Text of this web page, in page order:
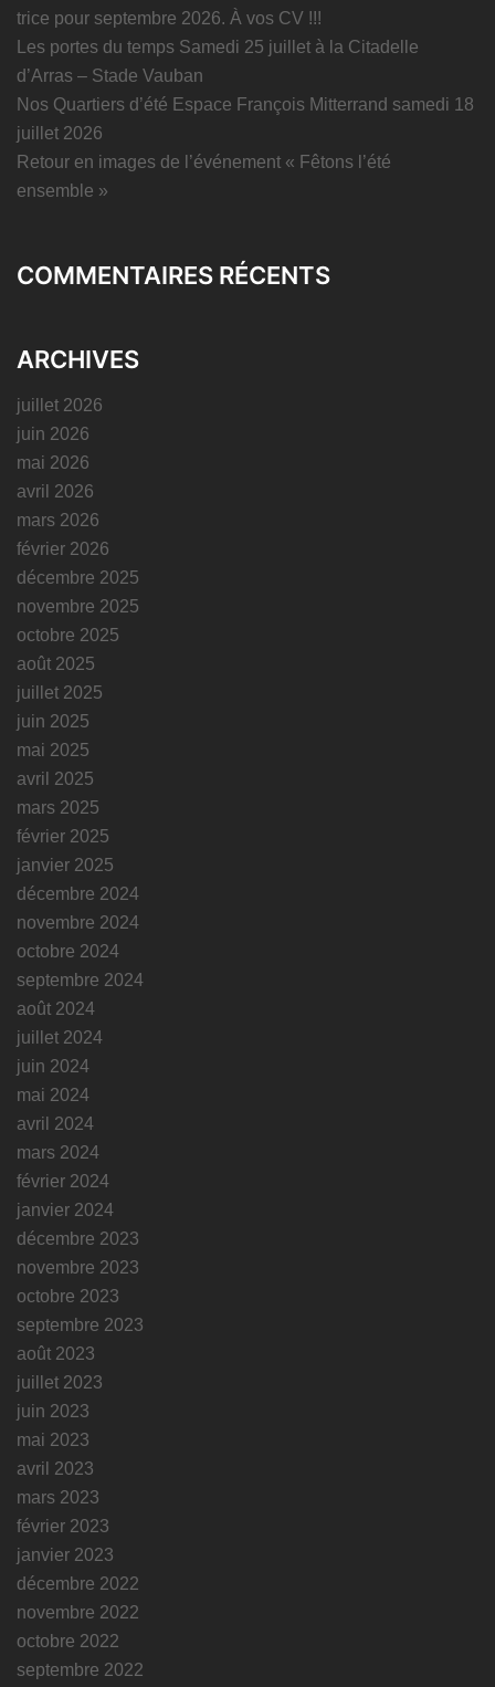
trice pour septembre 2026. À vos CV !!!
Les portes du temps Samedi 25 juillet à la Citadelle
d’Arras – Stade Vauban
Nos Quartiers d’été Espace François Mitterrand samedi 18
juillet 2026
Retour en images de l’événement « Fêtons l’été
ensemble »
COMMENTAIRES RÉCENTS
ARCHIVES
juillet 2026
juin 2026
mai 2026
avril 2026
mars 2026
février 2026
décembre 2025
novembre 2025
octobre 2025
août 2025
juillet 2025
juin 2025
mai 2025
avril 2025
mars 2025
février 2025
janvier 2025
décembre 2024
novembre 2024
octobre 2024
septembre 2024
août 2024
juillet 2024
juin 2024
mai 2024
avril 2024
mars 2024
février 2024
janvier 2024
décembre 2023
novembre 2023
octobre 2023
septembre 2023
août 2023
juillet 2023
juin 2023
mai 2023
avril 2023
mars 2023
février 2023
janvier 2023
décembre 2022
novembre 2022
octobre 2022
septembre 2022